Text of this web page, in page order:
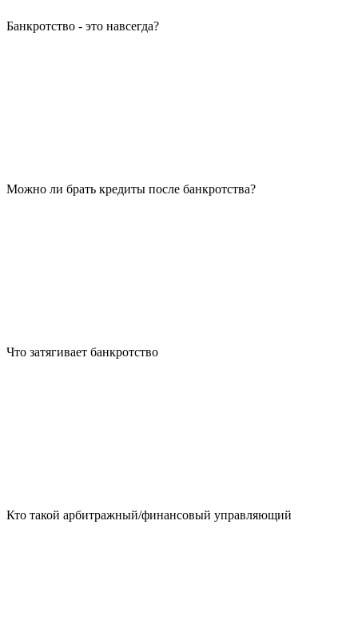
Банкротство - это навсегда?
Можно ли брать кредиты после банкротства?
Что затягивает банкротство
Кто такой арбитражный/финансовый управляющий